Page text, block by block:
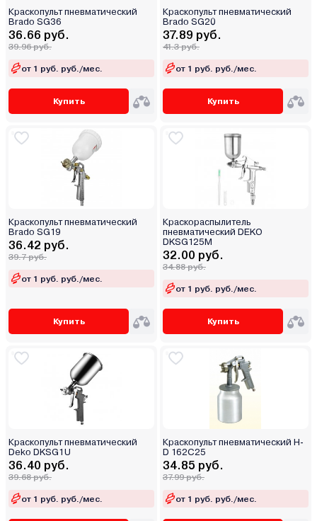
Краскопульт пневматический
Brado SG36
36.66 руб.
39.96 руб.
от 1 руб. руб./мес.
Купить
Краскопульт пневматический
Brado SG20
37.89 руб.
41.3 руб.
от 1 руб. руб./мес.
Купить
Краскопульт пневматический
Brado SG19
36.42 руб.
39.7 руб.
от 1 руб. руб./мес.
Купить
Краскораспылитель
пневматический DEKO
DKSG125M
32.00 руб.
34.88 руб.
от 1 руб. руб./мес.
Купить
Краскопульт пневматический
Deko DKSG1U
36.40 руб.
39.68 руб.
от 1 руб. руб./мес.
Краскопульт пневматический H-
D 162C25
34.85 руб.
37.99 руб.
от 1 руб. руб./мес.